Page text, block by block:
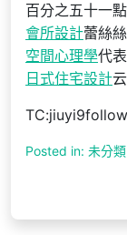
百分之五十一
會所設計蕾絲
空間心理學代
日式住宅設計云
Posted in: 未分類